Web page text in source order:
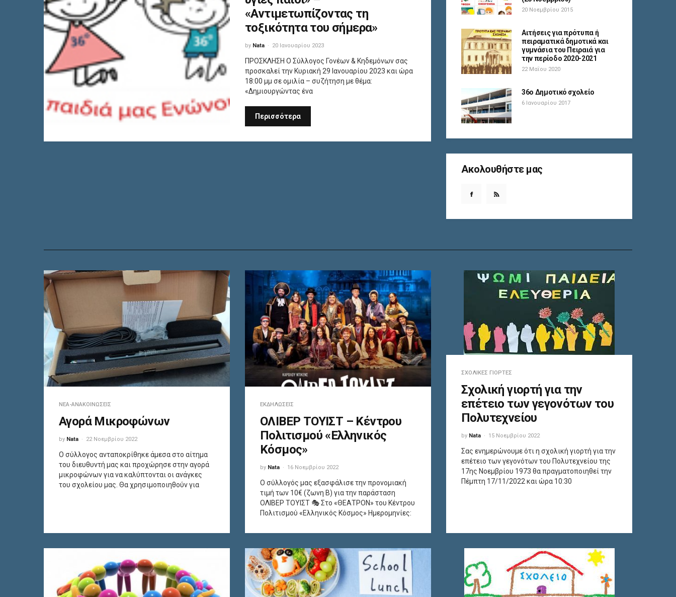
«Αντιμετωπίζοντας τη
τοξικότητα του σήμερα»
by Nata 20 Ιανουαρίου 2023
ΠΡΟΣΚΛΗΣΗ Ο Σύλλογος Γονέων & Κηδεμόνων σας
προσκαλεί την Κυριακή 29 Ιανουαρίου 2023 και ώρα
18:00 μμ σε ομιλία – συζήτηση με θέμα:
«Δημιουργώντας ένα
Περισσότερα
20 Νοεμβρίου 2015
Αιτήσεις για πρότυπα ή
πειραματικά δημοτικά και
γυμνάσια του Πειραιά για
την περίοδο 2020-2021
22 Μαΐου 2020
36ο Δημοτικό σχολείο
6 Ιανουαρίου 2017
Ακολουθήστε μας
ΝΈΑ-ΑΝΑΚΟΙΝΏΣΕΙΣ
Αγορά Μικροφώνων
by Nata 22 Νοεμβρίου 2022
Ο σύλλογος ανταποκρίθηκε άμεσα στο αίτημα
του διευθυντή μας και προχώρησε στην αγορά
μικροφώνων για να καλύπτονται οι ανάγκες
του σχολείου μας. Θα χρησιμοποιηθούν για
ΕΚΔΗΛΏΣΕΙΣ
ΟΛΙΒΕΡ ΤΟΥΙΣΤ – Κέντρου
Πολιτισμού «Ελληνικός
Κόσμος»
by Nata 16 Νοεμβρίου 2022
Ο σύλλογός μας εξασφάλισε την προνομιακή
τιμή των 10€ (ζωνη Β) για την παράσταση
ΟΛΙΒΕΡ ΤΟΥΙΣΤ 🎭 Στο «ΘΕΑΤΡΟΝ» του Κέντρου
Πολιτισμού «Ελληνικός Κόσμος» Ημερομηνίες:
ΣΧΟΛΙΚΈΣ ΓΙΟΡΤΈΣ
Σχολική γιορτή για την
επέτειο των γεγονότων του
Πολυτεχνείου
by Nata 15 Νοεμβρίου 2022
Σας ενημερώνουμε ότι η σχολική γιορτή για την
επέτειο των γεγονότων του Πολυτεχνείου της
17ης Νοεμβρίου 1973 θα πραγματοποιηθεί την
Πέμπτη 17/11/2022 και ώρα 10:30